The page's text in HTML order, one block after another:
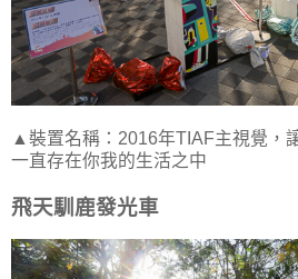
▲裝置名稱：2016年TIAF主視覺，
一直存在你我的生活之中
飛天馴鹿發光車